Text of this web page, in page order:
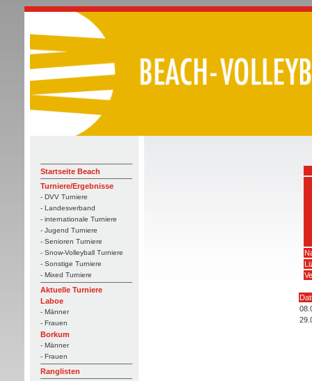
Startseite Beach
Turniere/Ergebnisse
- DVV Turniere
- Landesverband
- internationale Turniere
- Jugend Turniere
- Senioren Turniere
- Snow-Volleyball Turniere
- Sonstige Turniere
- Mixed Turniere
Aktuelle Turniere
Laboe
- Männer
- Frauen
Borkum
- Männer
- Frauen
Ranglisten